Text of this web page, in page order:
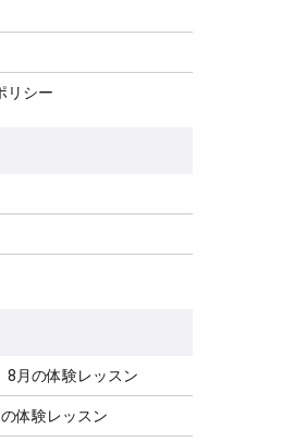
リシー
8月の体験レッスン
の体験レッスン